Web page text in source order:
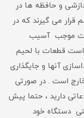
و حافظه ها در
می گیرند که در
موجب آسیب
است قطعات با لحیم
آنها و جایگذاری
است . در صورتی
دارید ، حتما پیش
دستگاه خود